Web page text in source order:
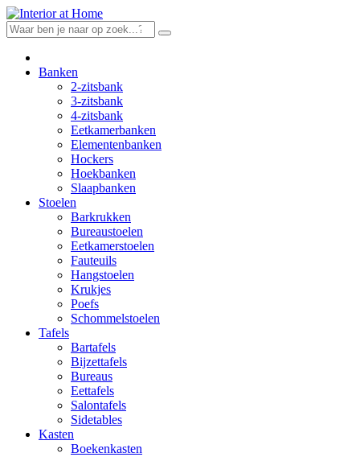
Skip
to
content
Banken
2-zitsbank
3-zitsbank
4-zitsbank
Eetkamerbanken
Elementenbanken
Hockers
Hoekbanken
Slaapbanken
Stoelen
Barkrukken
Bureaustoelen
Eetkamerstoelen
Fauteuils
Hangstoelen
Krukjes
Poefs
Schommelstoelen
Tafels
Bartafels
Bijzettafels
Bureaus
Eettafels
Salontafels
Sidetables
Kasten
Boekenkasten